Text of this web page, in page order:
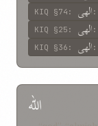
KIQ §74 : الهی :
KIQ §25 : الهی :
KIQ §36 : الهی :
الله